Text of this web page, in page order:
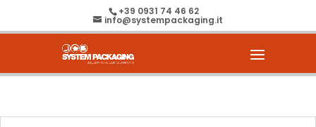
+39 0931 74 46 62
info@systempackaging.it